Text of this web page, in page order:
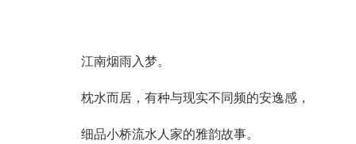
江南烟雨入梦。
枕水而居，有种与现实不同频的安逸感，
细品小桥流水人家的雅韵故事。